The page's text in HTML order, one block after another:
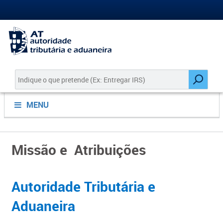
MENU
Missão e Atribuições
​​Autoridade T​ributária e
Aduaneira